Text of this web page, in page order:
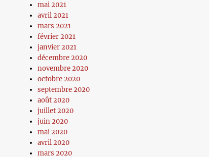
mai 2021
avril 2021
mars 2021
février 2021
janvier 2021
décembre 2020
novembre 2020
octobre 2020
septembre 2020
août 2020
juillet 2020
juin 2020
mai 2020
avril 2020
mars 2020